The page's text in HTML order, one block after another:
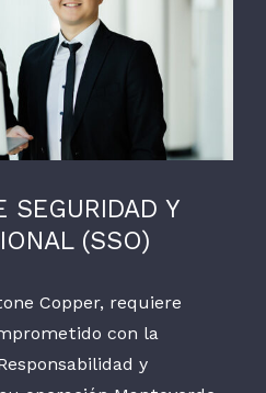
SEGURIDAD Y
(SSO)
Copper, requiere
con la
y